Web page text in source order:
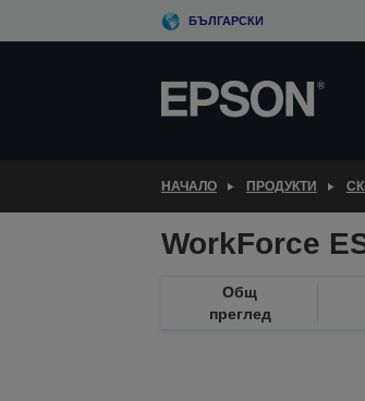
to
БЪЛГАРСКИ
НАЧАЛО ПРОДУКТИ
WorkForce
Общ
преглед